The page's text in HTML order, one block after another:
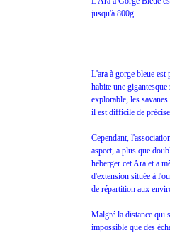
jusqu'à 800g.
L'ara à gorge bleue
habite une
explorable, les
il est difficile de
Cependant,
aspect, a plus que
héberger cet Ara et a
d'extension située à
de répartition aux
Malgré la distance qui
impossible que des